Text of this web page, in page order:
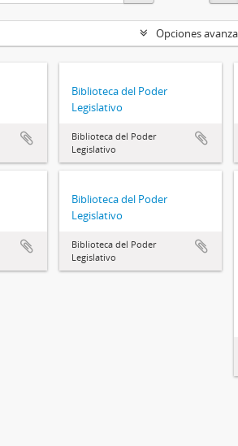
Opciones
Biblioteca del Poder
Legislativo
Biblioteca del Poder
Legislativo
Biblioteca del Poder
Legislativo
Biblioteca del Poder
Legislativo